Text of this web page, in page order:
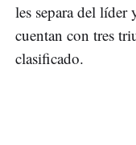
les separa del líder
cuentan con tres
clasificado.